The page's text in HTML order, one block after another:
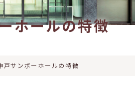
ホールの特徴
戸サンボーホールの特徴